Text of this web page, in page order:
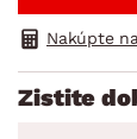
Nakúpte
Zistite